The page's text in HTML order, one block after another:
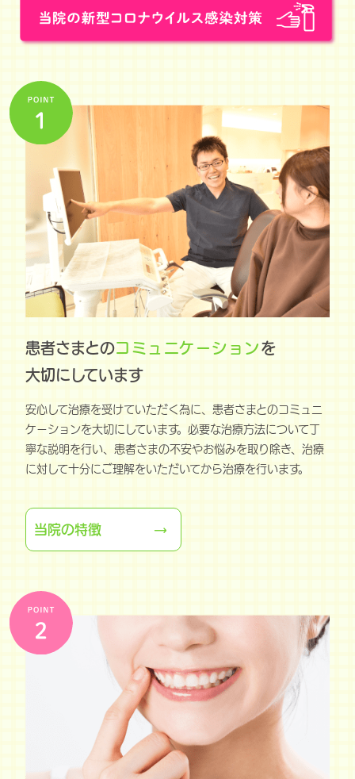
患者さまとのコミュニケーション を
大切にしています
安心して治療を受けていただく為に、患者さまとのコミュニ
ケーションを大切にしています。必要な治療方法について丁
寧な説明を行い、患者さまの不安やお悩みを取り除き、治療
に対して十分にご理解をいただいてから治療を行います。
当院の特徴